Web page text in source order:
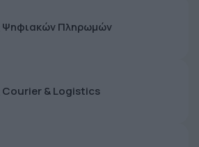
Ψηφιακών Πληρωμών
Courier & Logistics